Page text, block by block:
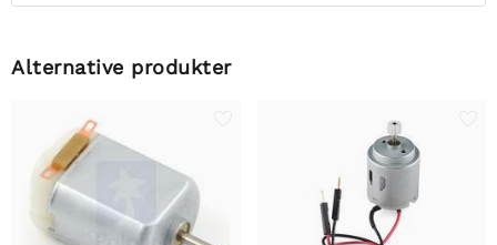
Alternative produkter